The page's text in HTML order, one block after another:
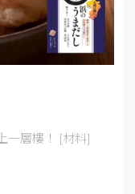
一層樓！ [材料]